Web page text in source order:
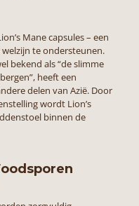
Manecapsules – een
te ondersteunen.
bekend als “de slimme
heeft een
delen van Azië. Door
wordt Lion’s
binnen de